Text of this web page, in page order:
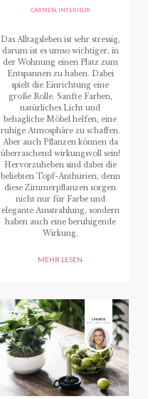
CARMEN, INTERIEUR
Das Alltagsleben ist sehr stressig,
darum ist es umso wichtiger, in
der Wohnung einen Platz zum
Entspannen zu haben. Dabei
spielt die Einrichtung eine
große Rolle. Sanfte Farben,
natürliches Licht und
behagliche Möbel helfen, eine
ruhige Atmosphäre zu schaffen.
Aber auch Pflanzen können da
überraschend wirkungsvoll sein!
Hervorzuheben sind dabei die
beliebten Topf-Anthurien, denn
diese Zimmerpflanzen sorgen
nicht nur für Farbe und
elegante Ausstrahlung, sondern
haben auch eine beruhigende
Wirkung.
MEHR LESEN